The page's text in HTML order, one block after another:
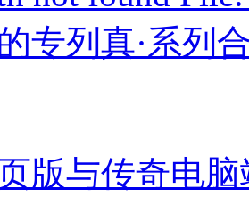
专列真·系列
版与传奇电